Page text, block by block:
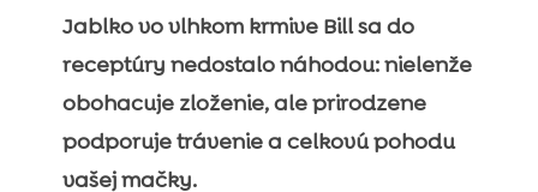
Jablko vo vlhkom krmive Bill sa do
receptúry nedostalo náhodou: nielenže
obohacuje zloženie, ale prirodzene
podporuje trávenie a celkovú pohodu
vašej mačky.